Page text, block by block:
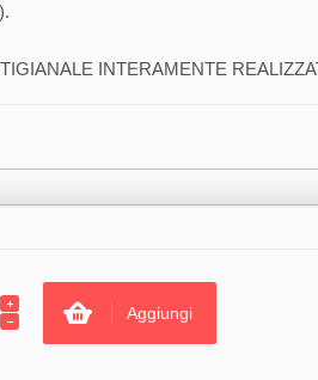
INTERAMENTE
Aggiungi